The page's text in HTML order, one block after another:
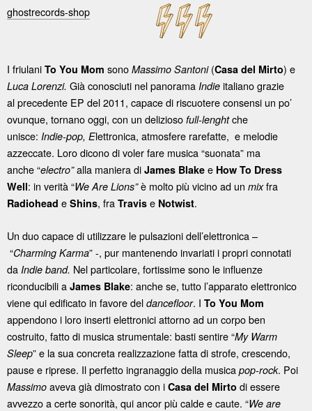
ghostrecords-shop
I friulani To You Mom sono Massimo Santoni(Casa del Mirto) e
Luca Lorenzi. Già conosciuti nel panorama Indie italiano grazie
al precedente EP del 2011, capace di riscuotere consensi un po’
ovunque, tornano oggi, con un delizioso full-lenghtche
unisce: Indie-pop, Elettronica, atmosfere rarefatte, e melodie
azzeccate. Loro dicono di voler fare musica “suonata” ma
anche “electro”alla maniera di James Blake e How To Dress
Well: in verità “We Are Lions”è molto più vicino ad un mixfra
Radiohead e Shins, fra Travis e Notwist.
Un duo capace di utilizzare le pulsazioni dell’elettronica –
“Charming Karma” -, pur mantenendo invariati i propri connotati
da Indie band. Nel particolare, fortissime sono le influenze
riconducibili a James Blake: anche se, tutto l’apparato elettronico
viene qui edificato in favore del dancefloor. I To You Mom
appendono i loro inserti elettronici attorno ad un corpo ben
costruito, fatto di musica strumentale: basti sentire “My Warm
Sleep” e la sua concreta realizzazione fatta di strofe, crescendo,
pause e riprese. Il perfetto ingranaggio della musica pop-rock. Poi
Massimo aveva già dimostrato con i Casa del Mirto di essere
avvezzo a certe sonorità, qui ancor più calde e caute. “We are